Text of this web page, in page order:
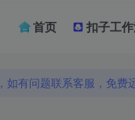
首页 扣子工
如有问题联系客服，免费
如有问题联系客服，免费